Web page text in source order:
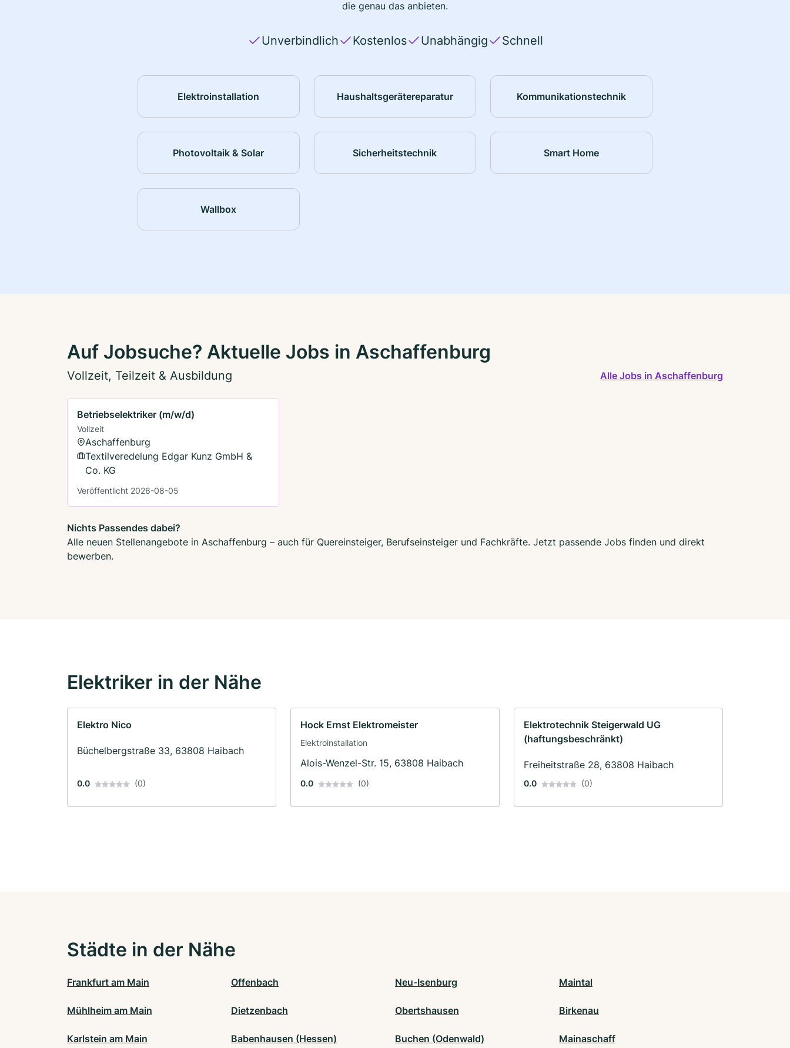
die genau das anbieten.
Unverbindlich Kostenlos Unabhängig Schnell
Elektroinstallation Haushaltsgerätereparatur Kommunikationstechnik
Photovoltaik & Solar Sicherheitstechnik Smart Home
Wallbox
Auf Jobsuche? Aktuelle Jobs in Aschaffenburg
Vollzeit, Teilzeit & Ausbildung Alle Jobs in Aschaffenburg
Betriebselektriker (m/w/d)
Vollzeit
Aschaffenburg
Textilveredelung Edgar Kunz GmbH &
Co. KG
Veröffentlicht 2026-08-05
Nichts Passendes dabei?
Alle neuen Stellenangebote in Aschaffenburg – auch für Quereinsteiger, Berufseinsteiger und Fachkräfte. Jetzt passende Jobs finden und direkt
bewerben.
Elektriker in der Nähe
Elektro Nico
Büchelbergstraße 33, 63808 Haibach
0.0 (0)
Hock Ernst Elektromeister
Elektroinstallation
Alois-Wenzel-Str. 15, 63808 Haibach
0.0 (0)
Elektrotechnik Steigerwald UG
(haftungsbeschränkt)
Freiheitstraße 28, 63808 Haibach
0.0 (0)
Städte in der Nähe
Frankfurt am Main Offenbach Neu-Isenburg Maintal
Mühlheim am Main Dietzenbach Obertshausen Birkenau
Karlstein am Main Babenhausen (Hessen) Buchen (Odenwald) Mainaschaff